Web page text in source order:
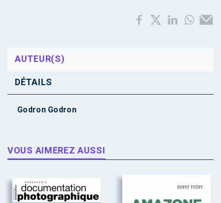
AUTEUR(S)
DÉTAILS
Godron Godron
VOUS AIMEREZ AUSSI